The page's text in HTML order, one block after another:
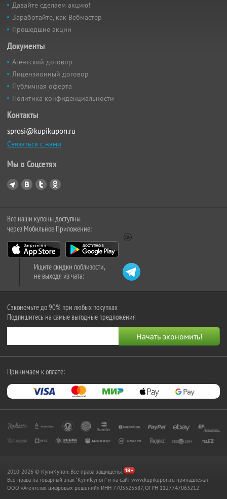
Давайте сделаем акцию!
Заработайте, как Вебмастер
Прошедшие акции
Документы
Агентский договор
Лицензионный договор
Публичная оферта
Политика конфиденциальности
Контакты
sprosi@kupikupon.ru
Связаться с нами
Мы в Соцсетях
Все наши купоны доступны
через Мобильное Приложение:
Ищите скидки поблизости,
не выходя из чата:
Сэкономьте до 90% при любых покупках
Подпишитесь на самые выгодные предложения
Принимаем к оплате:
2010-2026 © КупиКупон. Все права защищены.
Все права на товарный знак "КупиКупон" и на сайт www.kupikupon.ru принадлежат
OOO «Агентство цифровых решений» ИНН 7705523387, ОГРН 1127747063212